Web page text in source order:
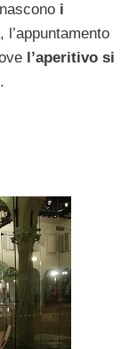
i
, l’appuntamento
l’aperitivo si
.